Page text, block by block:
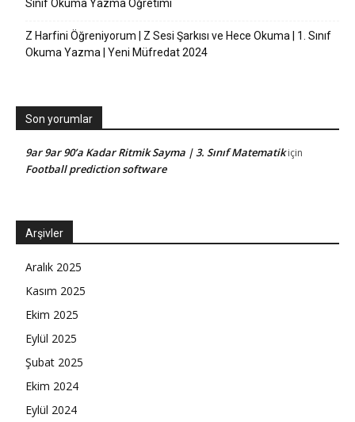
Sınıf Okuma Yazma Öğretimi
Z Harfini Öğreniyorum | Z Sesi Şarkısı ve Hece Okuma | 1. Sınıf
Okuma Yazma | Yeni Müfredat 2024
Son yorumlar
9ar 9ar 90’a Kadar Ritmik Sayma | 3. Sınıf Matematikiçin
Football prediction software
Arşivler
Aralık 2025
Kasım 2025
Ekim 2025
Eylül 2025
Şubat 2025
Ekim 2024
Eylül 2024